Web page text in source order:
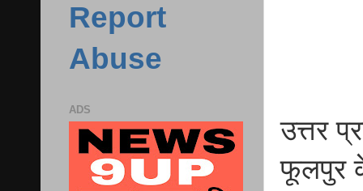
उत्तर
फूलपुर
Report
Abuse
ADS